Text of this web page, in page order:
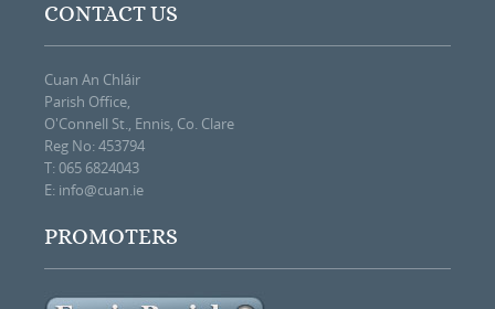
CONTACT US
Cuan An Chláir
Parish Office,
O'Connell St., Ennis, Co. Clare
Reg No: 453794
T: 065 6824043
E: info@cuan.ie
PROMOTERS